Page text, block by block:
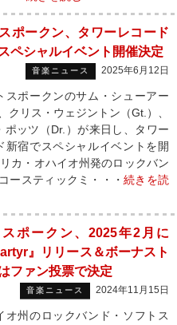
ポークン、タワーレコード
ペシャルイベント開催決定
音楽ニュース 2025年6月12日
ポークンのサム・シューアー
クリス・ウェジントン（Gt.）、
ポッツ（Dr.）が来日し、タワー
新宿でスペシャルイベントを開
・オハイオ州発のロックバン
ースティックミ・・・続きを読
スポークン、2025年2月に
』リリース＆ボーナスト
ファン投票で決定
音楽ニュース 2024年11月15日
州のロックバンド・ソフトス